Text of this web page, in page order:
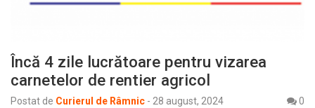
Încă 4 zile lucrătoare pentru vizarea
carnetelor de rentier agricol
Postat de Curierul de Râmnic - 28 august, 2024
0